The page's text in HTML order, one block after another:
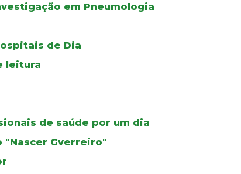
em Pneumologia
de Dia
leitura
de saúde por um dia
"Nascer Gverreiro"